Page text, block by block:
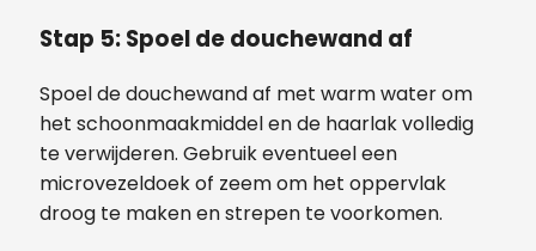
Stap 5: Spoel de douchewand af
Spoel de douchewand af met warm water om
het schoonmaakmiddel en de haarlak volledig
te verwijderen. Gebruik eventueel een
microvezeldoek of zeem om het oppervlak
droog te maken en strepen te voorkomen.